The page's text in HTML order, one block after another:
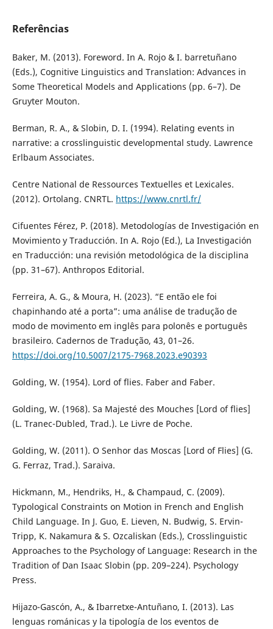
Referências
Baker, M. (2013). Foreword. In A. Rojo & I. barretuñano
(Eds.), Cognitive Linguistics and Translation: Advances in
Some Theoretical Models and Applications (pp. 6–7). De
Gruyter Mouton.
Berman, R. A., & Slobin, D. I. (1994). Relating events in
narrative: a crosslinguistic developmental study. Lawrence
Erlbaum Associates.
Centre National de Ressources Textuelles et Lexicales.
(2012). Ortolang. CNRTL. https://www.cnrtl.fr/
Cifuentes Férez, P. (2018). Metodologías de Investigación en
Movimiento y Traducción. In A. Rojo (Ed.), La Investigación
en Traducción: una revisión metodológica de la disciplina
(pp. 31–67). Anthropos Editorial.
Ferreira, A. G., & Moura, H. (2023). “E então ele foi
chapinhando até a porta”: uma análise de tradução de
modo de movimento em inglês para polonês e português
brasileiro. Cadernos de Tradução, 43, 01–26.
https://doi.org/10.5007/2175-7968.2023.e90393
Golding, W. (1954). Lord of flies. Faber and Faber.
Golding, W. (1968). Sa Majesté des Mouches [Lord of flies]
(L. Tranec-Dubled, Trad.). Le Livre de Poche.
Golding, W. (2011). O Senhor das Moscas [Lord of Flies] (G.
G. Ferraz, Trad.). Saraiva.
Hickmann, M., Hendriks, H., & Champaud, C. (2009).
Typological Constraints on Motion in French and English
Child Language. In J. Guo, E. Lieven, N. Budwig, S. Ervin-
Tripp, K. Nakamura & S. Ozcaliskan (Eds.), Crosslinguistic
Approaches to the Psychology of Language: Research in the
Tradition of Dan Isaac Slobin (pp. 209–224). Psychology
Press.
Hijazo-Gascón, A., & Ibarretxe-Antuñano, I. (2013). Las
lenguas románicas y la tipología de los eventos de